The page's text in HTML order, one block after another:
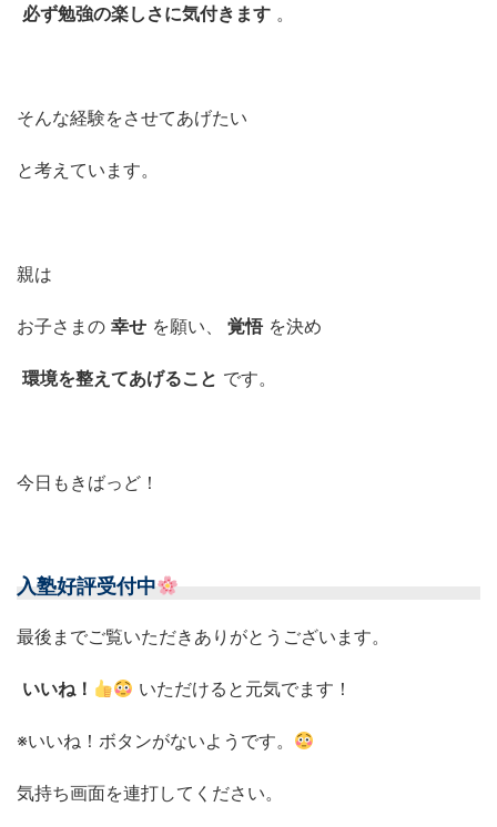
必ず勉強の楽しさに気付きます 。
そんな経験をさせてあげたい
と考えています。
親は
お子さまの 幸せ を願い、 覚悟 を決め
環境を整えてあげること です。
今日もきばっど！
入塾好評受付中
最後までご覧いただきありがとうございます。
いいね！ いただけると元気でます！
※いいね！ボタンがないようです。
気持ち画面を連打してください。